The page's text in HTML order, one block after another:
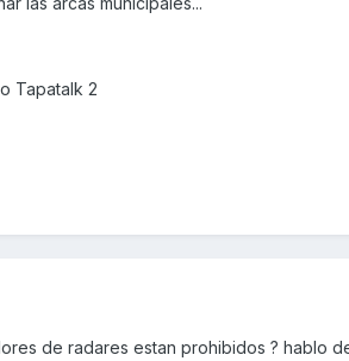
Tapatalk 2
de radares estan prohibidos ? hablo